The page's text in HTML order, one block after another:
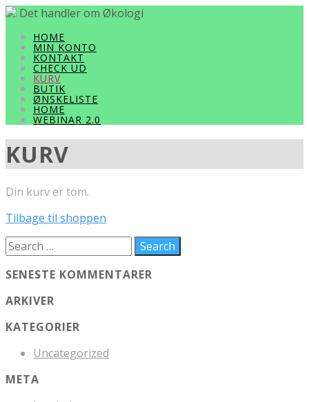
Det handler om Økologi
HOME
MIN KONTO
KONTAKT
CHECK UD
KURV
BUTIK
ØNSKELISTE
HOME
WEBINAR 2.0
KURV
Din kurv er tom.
Tilbage til shoppen
SENESTE KOMMENTARER
ARKIVER
KATEGORIER
Uncategorized
META